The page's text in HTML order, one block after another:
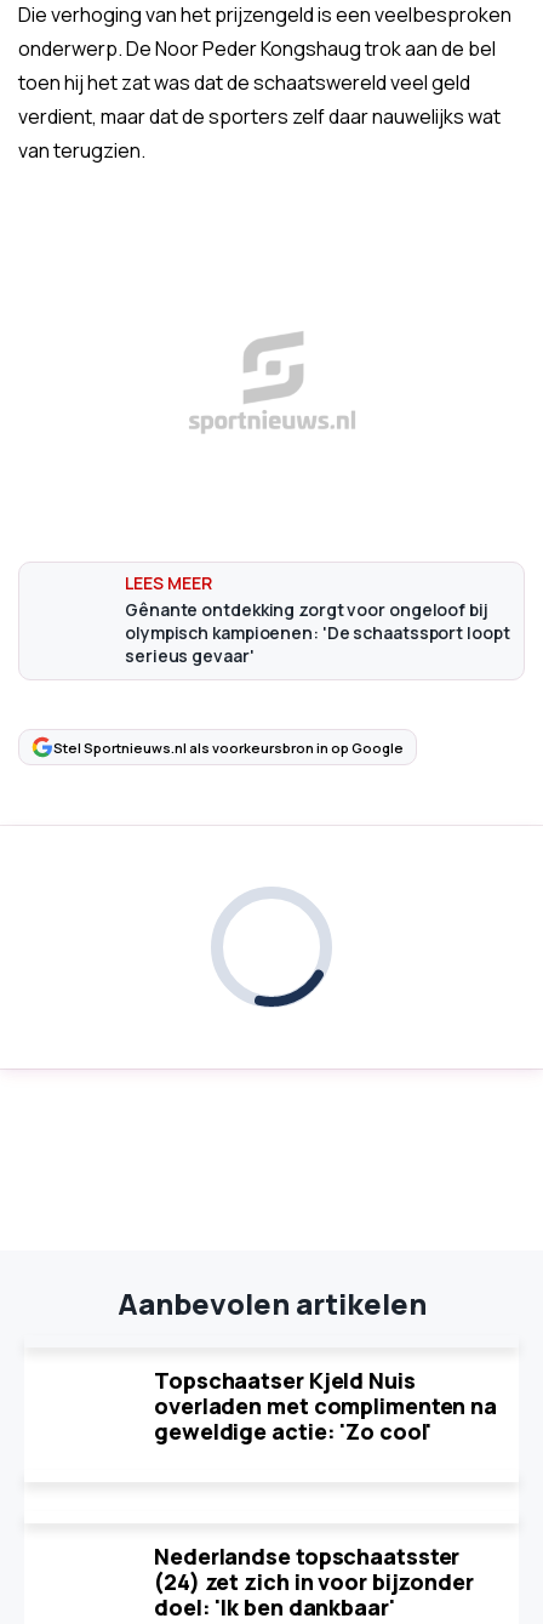
Die verhoging van het prijzengeld is een veelbesproken
onderwerp. De Noor Peder Kongshaug trok aan de bel
toen hij het zat was dat de schaatswereld veel geld
verdient, maar dat de sporters zelf daar nauwelijks wat
van terugzien.
Gênante ontdekking zorgt voor ongeloof bij
olympisch kampioenen: 'De schaatssport loopt
serieus gevaar'
Stel Sportnieuws.nl als voorkeursbron in op Google
Aanbevolen artikelen
Topschaatser Kjeld Nuis
overladen met complimenten na
geweldige actie: 'Zo cool'
Nederlandse topschaatsster
(24) zet zich in voor bijzonder
doel: 'Ik ben dankbaar'